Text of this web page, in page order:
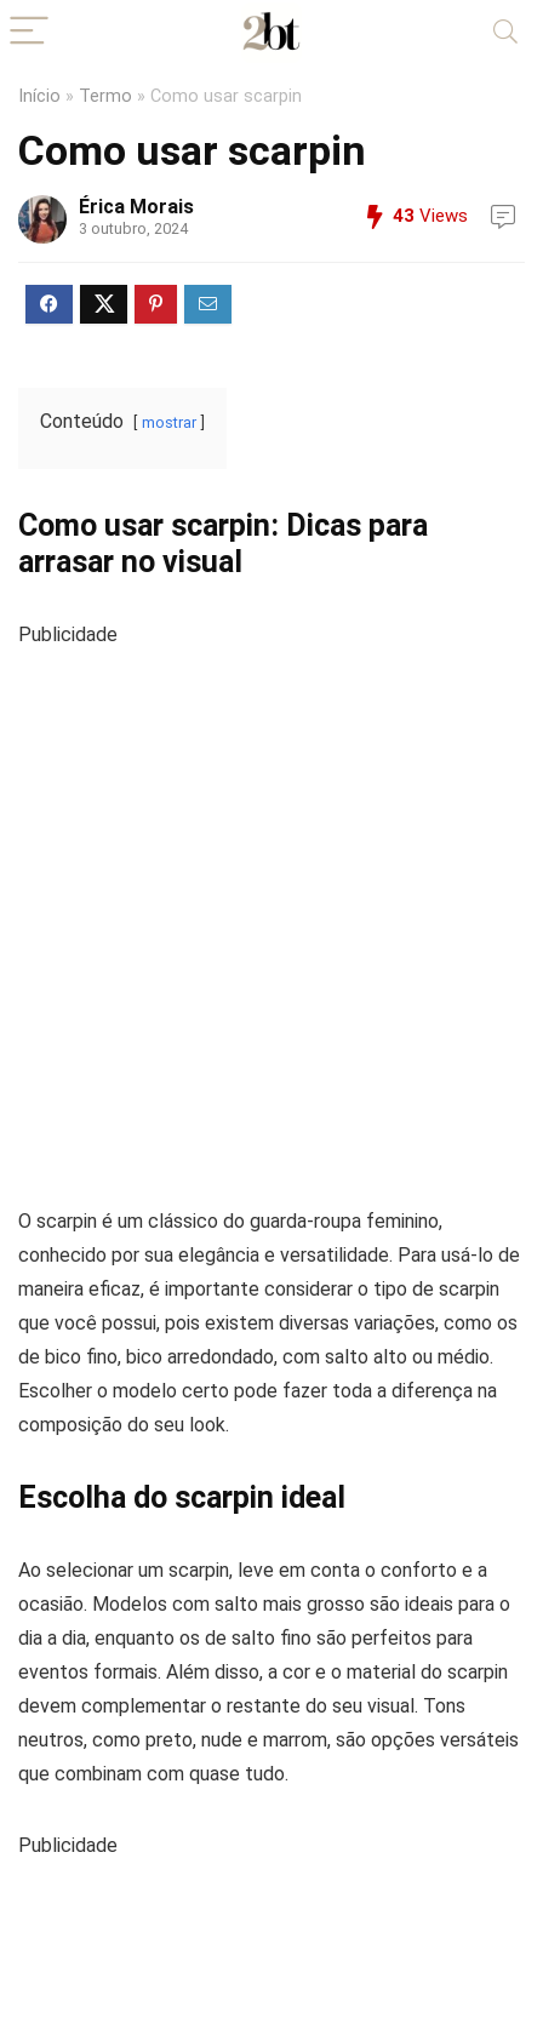
Início » Termo » Como usar scarpin
Como usar scarpin
Érica Morais
3 outubro, 2024
43 Views
Conteúdo mostrar
Como usar scarpin: Dicas para
arrasar no visual
Publicidade
O scarpin é um clássico do guarda-roupa feminino,
conhecido por sua elegância e versatilidade. Para usá-lo de
maneira eficaz, é importante considerar o tipo de scarpin
que você possui, pois existem diversas variações, como os
de bico fino, bico arredondado, com salto alto ou médio.
Escolher o modelo certo pode fazer toda a diferença na
composição do seu look.
Escolha do scarpin ideal
Ao selecionar um scarpin, leve em conta o conforto e a
ocasião. Modelos com salto mais grosso são ideais para o
dia a dia, enquanto os de salto fino são perfeitos para
eventos formais. Além disso, a cor e o material do scarpin
devem complementar o restante do seu visual. Tons
neutros, como preto, nude e marrom, são opções versáteis
que combinam com quase tudo.
Publicidade